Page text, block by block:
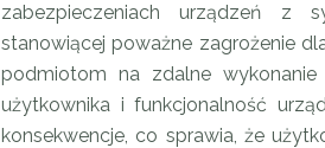
zabezpieczeniach urządzeń z
stanowiącej poważne zagrożenie
podmiotom na zdalne
użytkownika i funkcjonalność
konsekwencje, co sprawia, że